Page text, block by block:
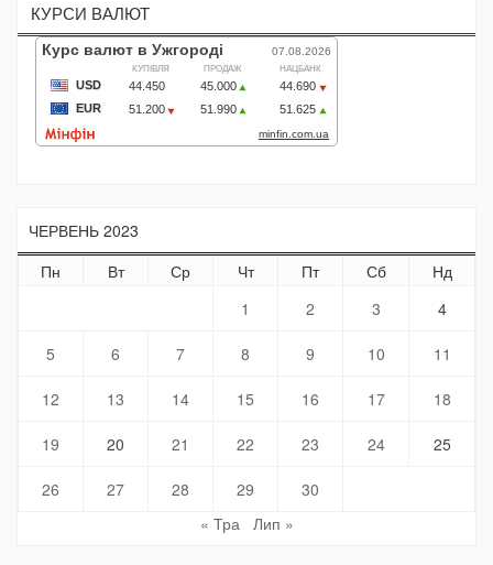
КУРСИ ВАЛЮТ
ЧЕРВЕНЬ 2023
Пн
Вт Ср Чт Пт Сб
Нд
1
2 3 4
5 6 7 8 9 10 11
12 13 14 15 16 17 18
19 20 21 22 23 24 25
26 27 28 29
30
« Тра
Лип »